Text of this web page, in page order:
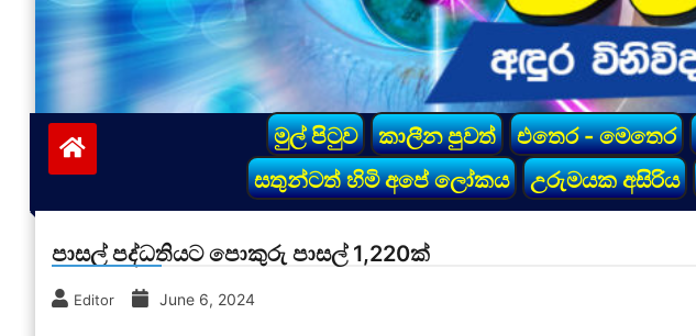
මුල් පිටුව කාලීන පුවත් එතෙර - මෙතෙර
සතුන්ටත් හිමි අපේ ලෝකය
උරුමයක අසිරිය
පාසල් පද්ධතියට පොකුරු පාසල් 1,220ක්
Editor June 6, 2024